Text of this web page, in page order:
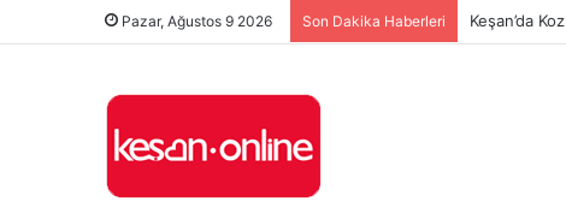
Pazar, Ağustos 9 2026 Son Dakika Haberleri Keşan’da